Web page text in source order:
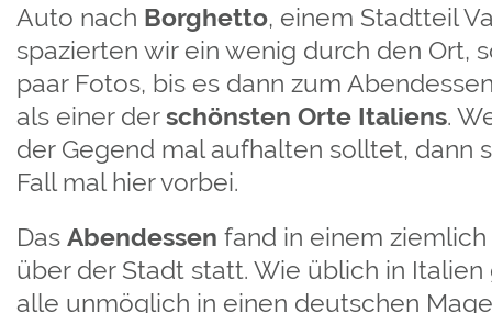
Auto nach Borghetto, einem Stadtteil
spazierten wir ein wenig durch den Ort,
paar Fotos, bis es dann zum
als einer derschönsten Orte Italiens.
der Gegend mal aufhalten solltet, dann
Fall mal hier vorbei.
Das Abendessen fand in einem
über der Stadt statt. Wie üblich in Italien
alle unmöglich in einen deutschen